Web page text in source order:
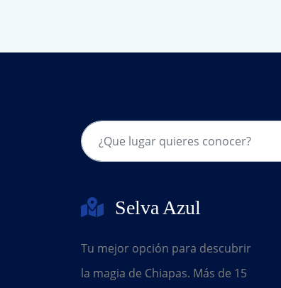
Selva Azul
Tu mejor opción para descubrir
la magia de Chiapas. Más de 15